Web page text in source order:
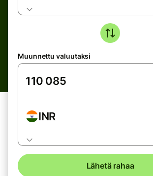
Muunnettu valuutaksi
INR
Lähetä rahaa